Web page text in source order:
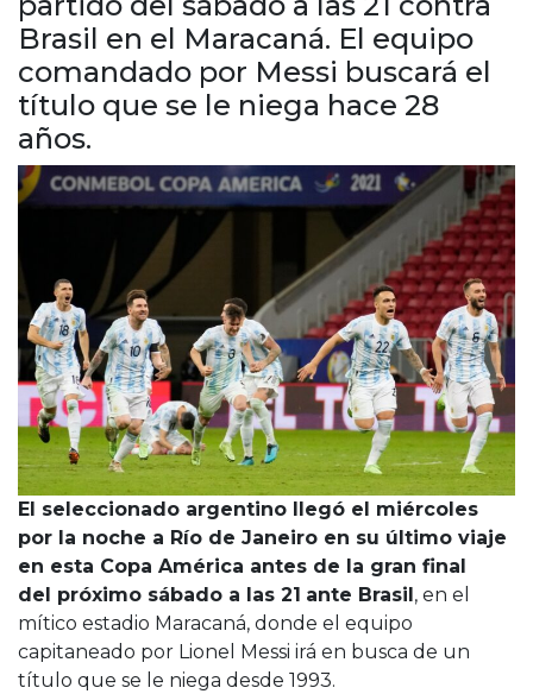
Cruz del Eje
Corredor de Ansenuza
La Carlota y zona
Laboulaye y sur
Río Tercero
Despeñaderos
Brasil en el Maracaná. El equipo
comandado por Messi buscará el
título que se le niega hace 28
años.
El seleccionado argentino llegó el miércoles
por la noche a Río de Janeiro en su último viaje
en esta Copa América antes de la gran final
del próximo sábado a las 21 ante Brasil , en el
mítico estadio Maracaná, donde el equipo
capitaneado por Lionel Messi irá en busca de un
título que se le niega desde 1993.